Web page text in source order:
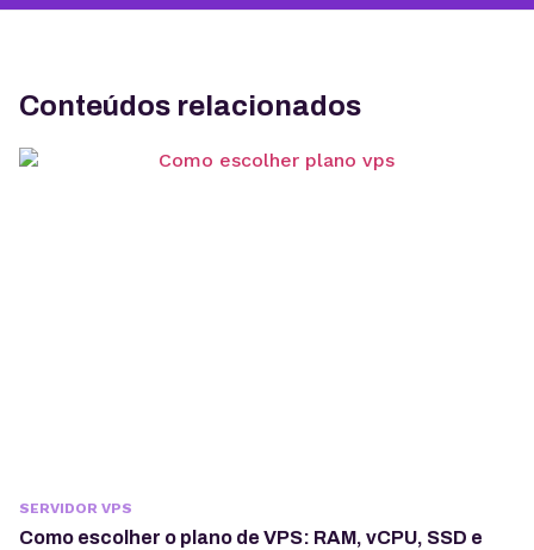
Conteúdos relacionados
SERVIDOR VPS
Como escolher o plano de VPS: RAM, vCPU, SSD e